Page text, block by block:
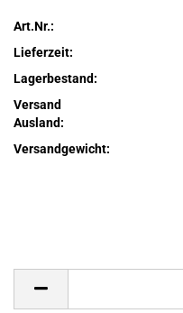
Art.Nr.:
Lieferzeit:
Lagerbestand:
Versand
Ausland:
Versandgewicht: